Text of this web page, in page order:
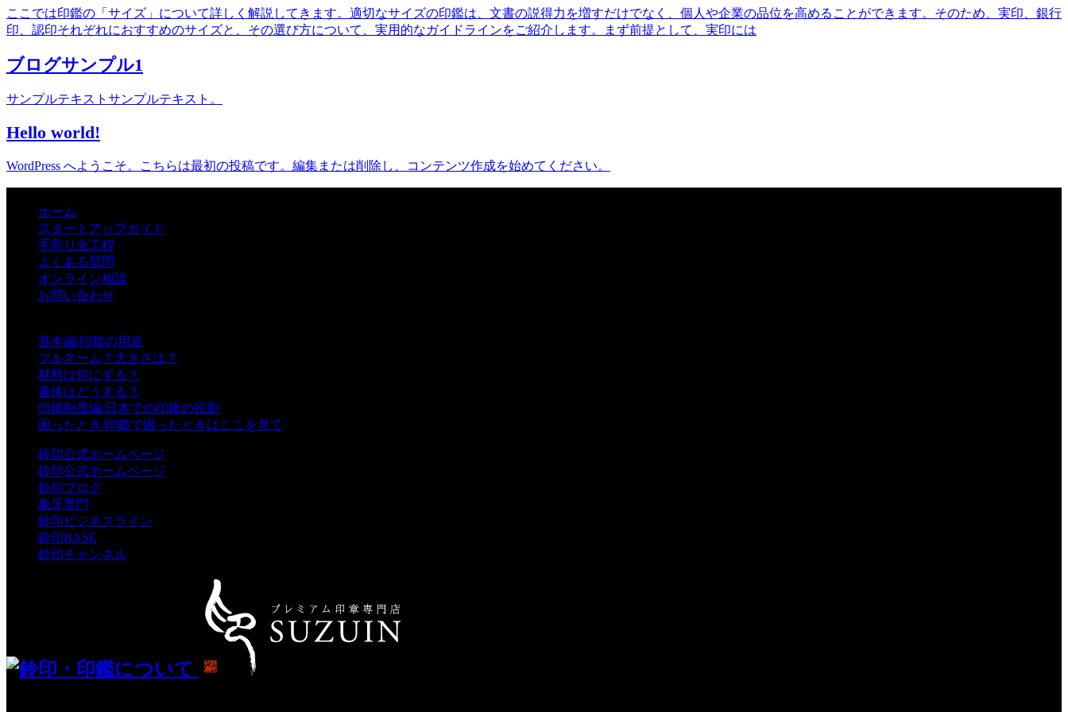
ここでは印鑑の「サイズ」について詳しく解説してきます。適切なサイズの印鑑は、文書の説得力を増すだけでなく、個人や企業の品位を高めることができます。そのため、実印、銀行
印、認印それぞれにおすすめのサイズと、その選び方について、実用的なガイドラインをご紹介します。まず前提として、実印には
ブログサンプル1
サンプルテキストサンプルテキスト。
Hello world!
WordPress へようこそ。こちらは最初の投稿です。編集または削除し、コンテンツ作成を始めてください。
ホーム
スタートアップガイド
手彫り全工程
よくある質問
オンライン相談
お問い合わせ
基本編/印鑑の用途
フルネーム？大きさは？
材料は何にする？
書体はどうする？
印鑑制度編/日本での印鑑の役割
困ったとき/印鑑で困ったときはここを見て
鈴印公式ホームページ
鈴印公式ホームページ
鈴印ブログ
象牙専門
鈴印ビジネスライン
鈴印BASE
鈴印チャンネル